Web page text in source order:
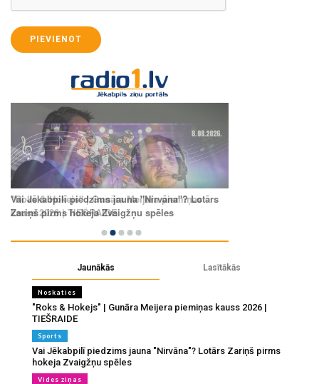
PIEVIENOT
Jaunākās Lasītākās
Noskaties
"Roks & Hokejs" | Gunāra Meijera piemiņas kauss 2026 |
TIEŠRAIDE
Sports
Vai Jēkabpilī piedzims jauna "Nirvāna"? Lotārs Zariņš pirms
hokeja Zvaigžņu spēles
Vides ziņas